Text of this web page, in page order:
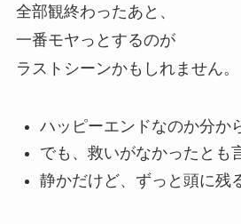
全部観終わったあと、
一番モヤっとするのが
ラストシーンかもしれません。
ハッピーエンドなのか分か
でも、救いがなかったとも
静かだけど、ずっと頭に残